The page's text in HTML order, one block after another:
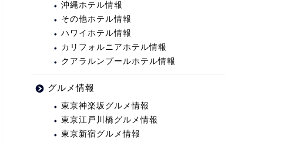
沖縄ホテル情報
その他ホテル情報
ハワイホテル情報
カリフォルニアホテル情報
クアラルンプールホテル情報
グルメ情報
東京神楽坂グルメ情報
東京江戸川橋グルメ情報
東京新宿グルメ情報